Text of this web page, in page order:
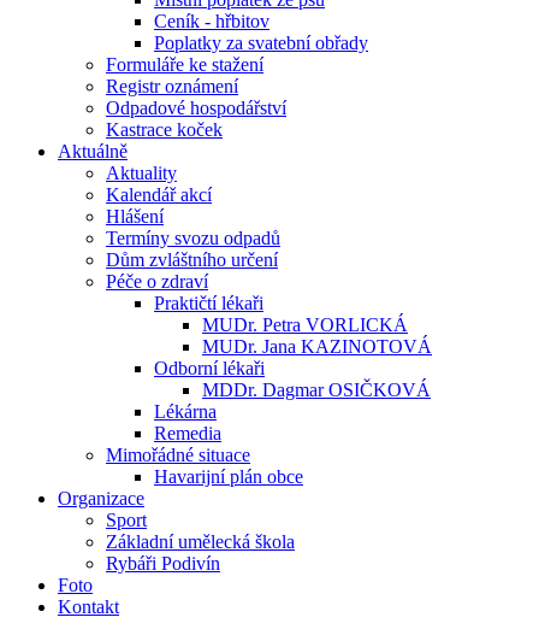
Ceník - hřbitov
Poplatky za svatební obřady
Formuláře ke stažení
Registr oznámení
Odpadové hospodářství
Kastrace koček
Aktuálně
Aktuality
Kalendář akcí
Hlášení
Termíny svozu odpadů
Dům zvláštního určení
Péče o zdraví
Praktičtí lékaři
MUDr. Petra VORLICKÁ
MUDr. Jana KAZINOTOVÁ
Odborní lékaři
MDDr. Dagmar OSIČKOVÁ
Lékárna
Remedia
Mimořádné situace
Havarijní plán obce
Organizace
Sport
Základní umělecká škola
Rybáři Podivín
Foto
Kontakt